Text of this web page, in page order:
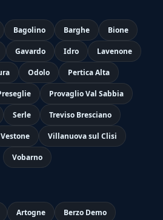
Bagolino Barghe Bione
Gavardo Idro Lavenone
Odolo Pertica Alta
Provaglio Val Sabbia
Serle Treviso Bresciano
Vestone Villanuova sul Clisi
Vobarno
Artogne Berzo Demo